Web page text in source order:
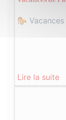
🐎
Lire la suite